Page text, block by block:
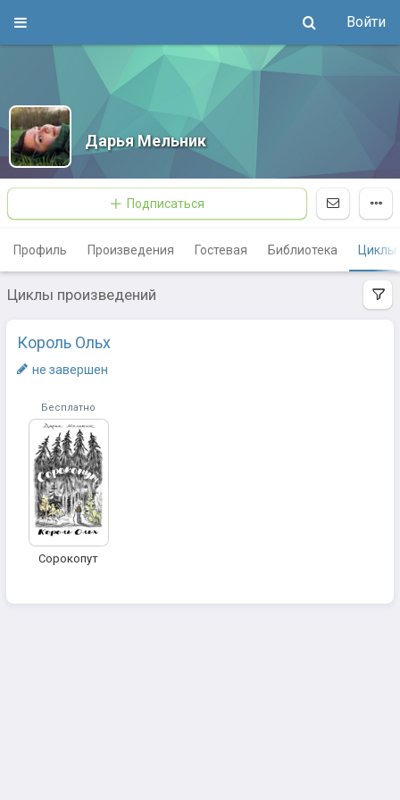
Войти
Дарья Мельник
Подписаться
Профиль Произведения Гостевая Библиотека Циклы
Циклы произведений
Король Ольх
не завершен
Бесплатно
Сорокопут